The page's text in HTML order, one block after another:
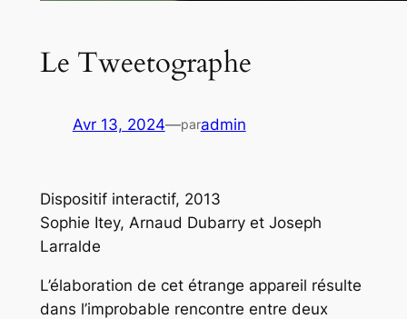
Le Tweetographe
Avr 13, 2024—paradmin
Dispositif interactif, 2013
Sophie Itey, Arnaud Dubarry et Joseph
Larralde
L’élaboration de cet étrange appareil résulte
dans l’improbable rencontre entre deux